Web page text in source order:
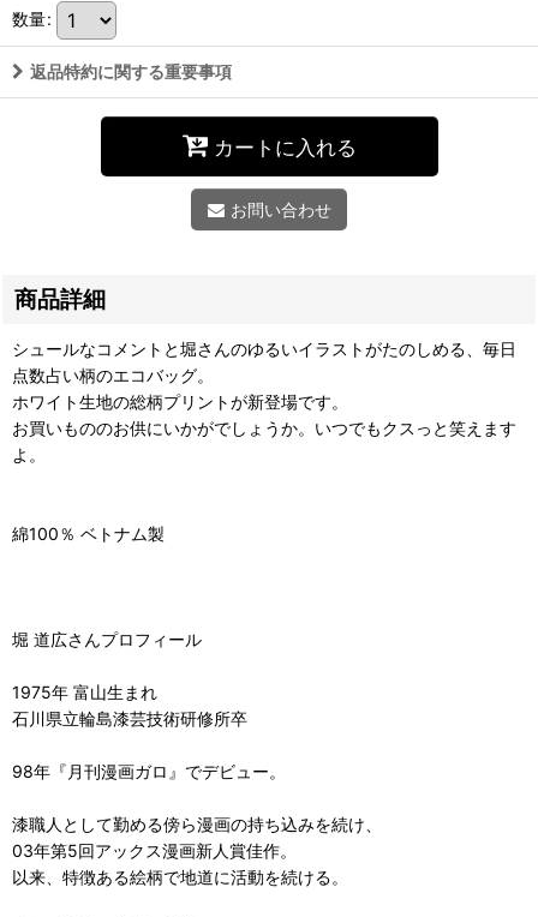
数量:
返品特約に関する重要事項
カートに入れる
お問い合わせ
商品詳細
シュールなコメントと堀さんのゆるいイラストがたのしめる、毎日
点数占い柄のエコバッグ。
ホワイト生地の総柄プリントが新登場です。
お買いもののお供にいかがでしょうか。いつでもクスっと笑えます
よ。
綿100％ ベトナム製
堀 道広さんプロフィール
1975年 富山生まれ
石川県立輪島漆芸技術研修所卒
98年『月刊漫画ガロ』でデビュー。
漆職人として勤める傍ら漫画の持ち込みを続け、
03年第5回アックス漫画新人賞佳作。
以来、特徴ある絵柄で地道に活動を続ける。